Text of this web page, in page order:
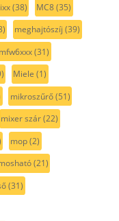
(38) MC8(35)
meghajtószíj (39)
mfw6xxx(31)
Miele (1)
mikroszűrő(51)
mixer szár(22)
mop(2)
(21)
(31)